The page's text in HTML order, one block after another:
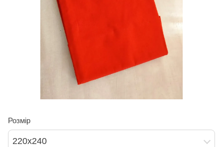
Розмір
220х240